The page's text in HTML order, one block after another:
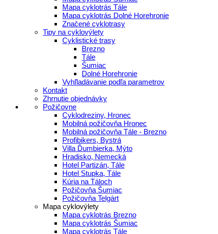
Mapa cyklotrás Tále
Mapa cyklotrás Dolné Horehronie
Značené cyklotrasy
Tipy na cyklovýlety
Cyklistické trasy
Brezno
Tále
Šumiac
Dolné Horehronie
Vyhľladávanie podľa parametrov
Kontakt
Zhrnutie objednávky
Požičovne
Cyklodreziny, Hronec
Mobilná požičovňa Hronec
Mobilná požičovňa Tále - Brezno
Profibikers, Bystrá
Villa Ďumbierka, Mýto
Hradisko, Nemecká
Hotel Partizán, Tále
Hotel Stupka, Tále
Kúria na Táloch
Požičovňa Šumiac
Požičovňa Telgárt
Mapa cyklovýlety
Mapa cyklotrás Brezno
Mapa cyklotrás Šumiac
Mapa cyklotrás Tále